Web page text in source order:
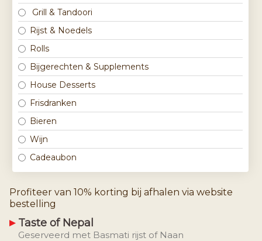
Grill & Tandoori
Rijst & Noedels
Rolls
Bijgerechten & Supplements
House Desserts
Frisdranken
Bieren
Wijn
Cadeaubon
Profiteer van 10% korting bij afhalen via website
bestelling
Taste of Nepal
Geserveerd met Basmati rijst of Naan